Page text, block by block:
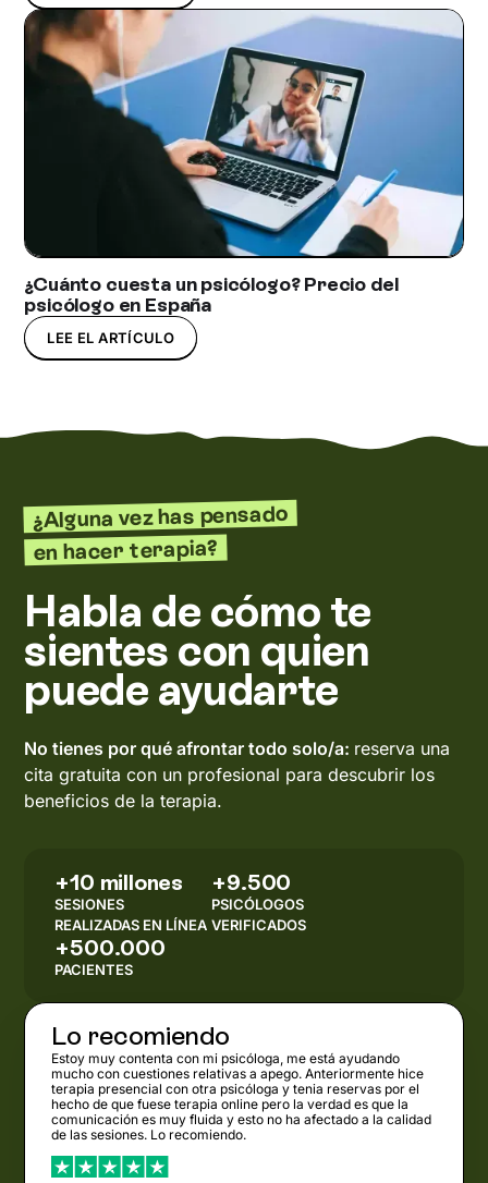
¿Cuánto cuesta un psicólogo? Precio del
psicólogo en España
LEE EL ARTÍCULO
¿Alguna vez has pensado
en hacer terapia?
Habla de cómo te
sientes con quien
puede ayudarte
No tienes por qué afrontar todo solo/a: reserva una
cita gratuita con un profesional para descubrir los
beneficios de la terapia.
+10 millones
SESIONES
REALIZADAS EN LÍNEA
+9.500
PSICÓLOGOS
VERIFICADOS
+500.000
PACIENTES
Lo recomiendo
Estoy muy contenta con mi psicóloga, me está ayudando
mucho con cuestiones relativas a apego. Anteriormente hice
terapia presencial con otra psicóloga y tenia reservas por el
hecho de que fuese terapia online pero la verdad es que la
comunicación es muy fluida y esto no ha afectado a la calidad
de las sesiones. Lo recomiendo.